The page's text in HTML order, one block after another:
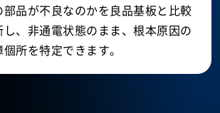
部品が不良なのかを良品基板と比較
し、非通電状態のまま、根本原因の
所を特定できます。